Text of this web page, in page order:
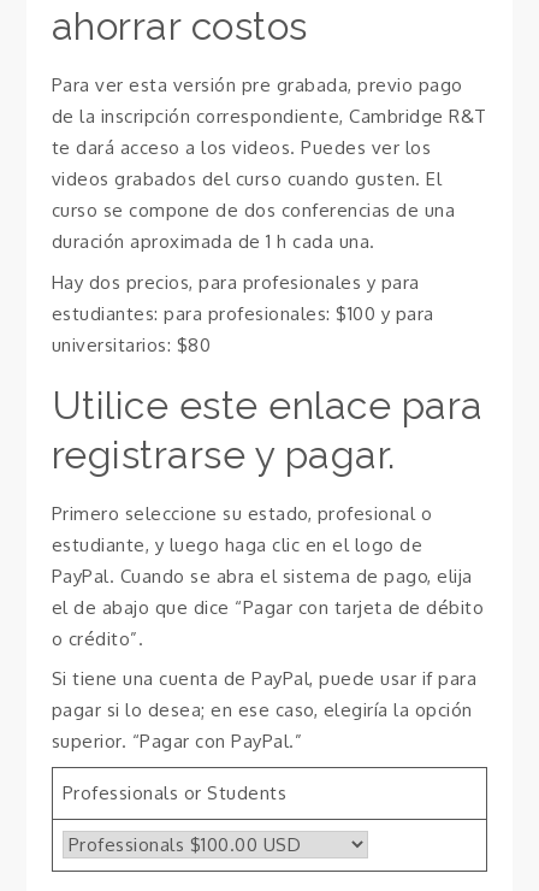
ahorrar costos
Para ver esta versión pre grabada, previo pago
de la inscripción correspondiente, Cambridge R&T
te dará acceso a los videos. Puedes ver los
videos grabados del curso cuando gusten. El
curso se compone de dos conferencias de una
duración aproximada de 1 h cada una.
Hay dos precios, para profesionales y para
estudiantes: para profesionales: $100 y para
universitarios: $80
Utilice este enlace para
registrarse y pagar.
Primero seleccione su estado, profesional o
estudiante, y luego haga clic en el logo de
PayPal. Cuando se abra el sistema de pago, elija
el de abajo que dice “Pagar con tarjeta de débito
o crédito”.
Si tiene una cuenta de PayPal, puede usar if para
pagar si lo desea; en ese caso, elegiría la opción
superior. “Pagar con PayPal.”
Professionals or Students